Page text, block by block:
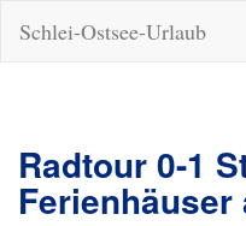
Schlei-Ostsee-Urlaub
Radtour 0-1